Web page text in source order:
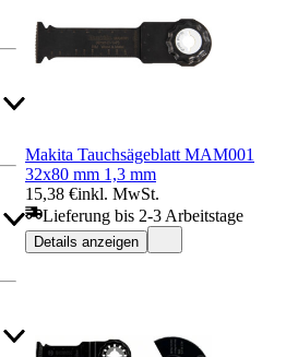
Makita Tauchsägeblatt MAM001
32x80 mm 1,3 mm
15,38 €inkl. MwSt.
Lieferung bis 2-3 Arbeitstage
Details anzeigen